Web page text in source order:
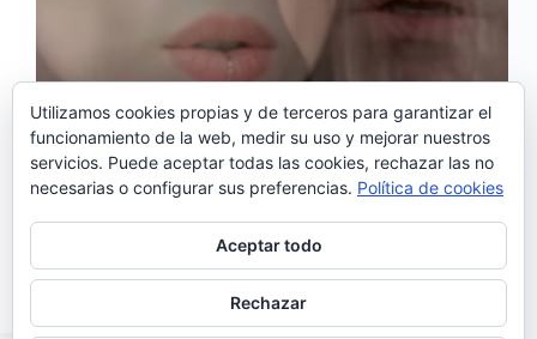
«Radio Gemini» es el trabajo con el que David
Fonseca celebra 20 años de carrera. En él vuelve a
cantar en inglés tras el giro que supuso su anterior
álbum«Futuro eu», cantado en su lengua materna.
Durante estos 20 años,…
Noemí Sánchez
01/11/2018
Utilizamos cookies propias y de terceros para garantizar el
funcionamiento de la web, medir su uso y mejorar nuestros
servicios. Puede aceptar todas las cookies, rechazar las no
necesarias o configurar sus preferencias. Política de cookies
Aceptar todo
Rechazar